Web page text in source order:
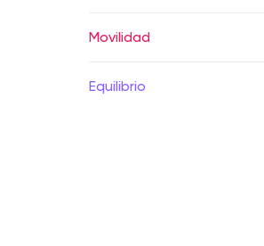
Movilidad
Equilibrio